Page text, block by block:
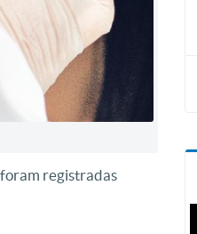
registradas